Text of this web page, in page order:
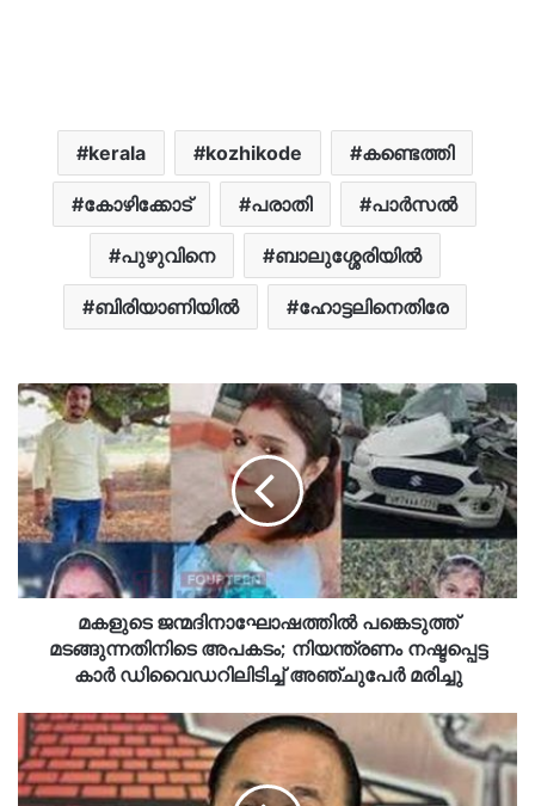
kerala kozhikode കണ്ടെത്തി
കോഴിക്കോട് പരാതി പാർസൽ
പുഴുവിനെ ബാലുശ്ശേരിയിൽ
ബിരിയാണിയിൽ ഹോട്ടലിനെതിരേ
മകളുടെ ജന്മദിനാഘോഷത്തിൽ പങ്കെടുത്ത്
മടങ്ങുന്നതിനിടെ അപകടം; നിയന്ത്രണം നഷ്ടപ്പെട്ട
കാർ ഡിവൈഡറിലിടിച്ച് അഞ്ചുപേർ മരിച്ചു